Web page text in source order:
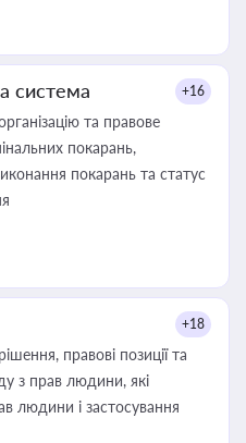
система +16
та правове
покарань,
покарань та статус
+18
правові позиції та
з прав людини, які
людини і застосування